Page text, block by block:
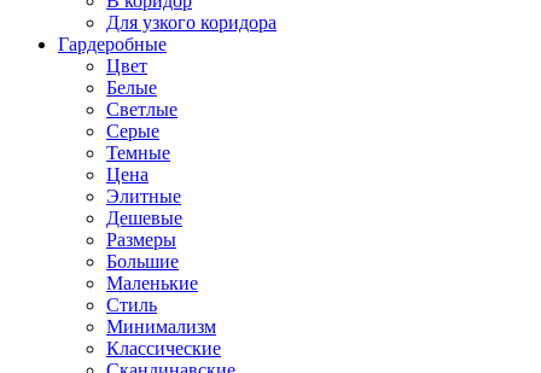
Для узкого коридора
Гардеробные
Цвет
Белые
Светлые
Серые
Темные
Цена
Элитные
Дешевые
Размеры
Большие
Маленькие
Стиль
Минимализм
Классические